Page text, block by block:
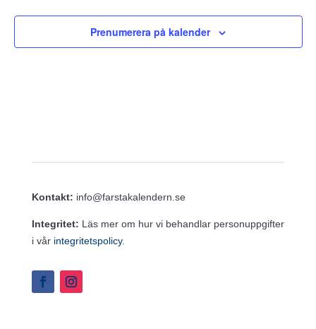
Prenumerera på kalender
Kontakt: info@farstakalendern.se
Integritet: Läs mer om hur vi behandlar personuppgifter
i vår integritetspolicy.